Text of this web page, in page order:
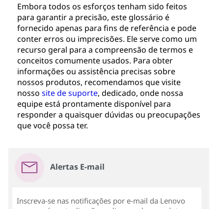
Embora todos os esforços tenham sido feitos
para garantir a precisão, este glossário é
fornecido apenas para fins de referência e pode
conter erros ou imprecisões. Ele serve como um
recurso geral para a compreensão de termos e
conceitos comumente usados. Para obter
informações ou assistência precisas sobre
nossos produtos, recomendamos que visite
nossosite de suporte, dedicado, onde nossa
equipe está prontamente disponível para
responder a quaisquer dúvidas ou preocupações
que você possa ter.
Alertas E-mail
Inscreva-se nas notificações por e-mail da Lenovo